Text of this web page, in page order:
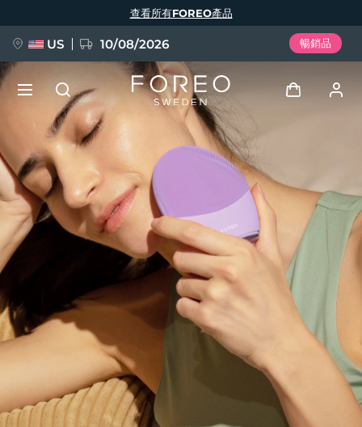
查看所有FOREO產品
US 10/08/2026 暢銷品
用戶信息
我的設備
我的訂單
我的地址
我的訂閱
新品
FAQ™ Pure Beauty-Tech Elixir
BREAKING NEWS
issa™ Teeth Whitening Set
語言
English Deutsch
Español
Français
Italiano
Português
Svenska
Русский
Türkçe
简体中文 繁體中文
發貨國家
美國 09/08/2026